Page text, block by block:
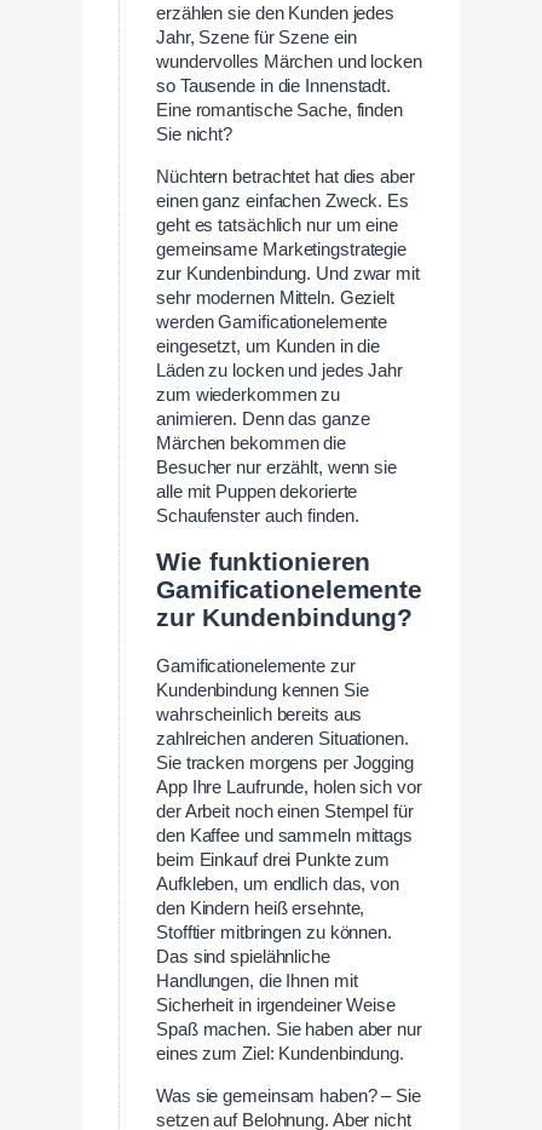
erzählen sie den Kunden jedes
Jahr, Szene für Szene ein
wundervolles Märchen und locken
so Tausende in die Innenstadt.
Eine romantische Sache, finden
Sie nicht?
Nüchtern betrachtet hat dies aber
einen ganz einfachen Zweck. Es
geht es tatsächlich nur um eine
gemeinsame Marketingstrategie
zur Kundenbindung. Und zwar mit
sehr modernen Mitteln. Gezielt
werden Gamificationelemente
eingesetzt, um Kunden in die
Läden zu locken und jedes Jahr
zum wiederkommen zu
animieren. Denn das ganze
Märchen bekommen die
Besucher nur erzählt, wenn sie
alle mit Puppen dekorierte
Schaufenster auch finden.
Wie funktionieren
Gamificationelemente
zur Kundenbindung?
Gamificationelemente zur
Kundenbindung kennen Sie
wahrscheinlich bereits aus
zahlreichen anderen Situationen.
Sie tracken morgens per Jogging
App Ihre Laufrunde, holen sich vor
der Arbeit noch einen Stempel für
den Kaffee und sammeln mittags
beim Einkauf drei Punkte zum
Aufkleben, um endlich das, von
den Kindern heiß ersehnte,
Stofftier mitbringen zu können.
Das sind spielähnliche
Handlungen, die Ihnen mit
Sicherheit in irgendeiner Weise
Spaß machen. Sie haben aber nur
eines zum Ziel: Kundenbindung.
Was sie gemeinsam haben? – Sie
setzen auf Belohnung. Aber nicht